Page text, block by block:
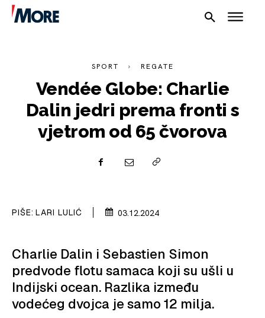
NAUTIKA
SPIZA
VELIKE PRIČE
PRETPLATA
SPORT REGATE
Vendée Globe: Charlie
Dalin jedri prema fronti s
vjetrom od 65 čvorova
PIŠE: LARI LULIĆ 03.12.2024
Charlie Dalin i Sebastien Simon
predvode flotu samaca koji su ušli u
Indijski ocean. Razlika između
vodećeg dvojca je samo 12 milja.